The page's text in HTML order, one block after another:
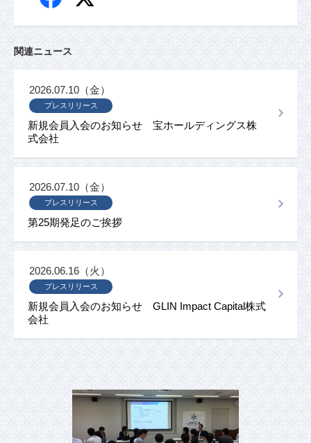
関連ニュース
新規会員入会のお知らせ 宝ホールディングス株
式会社
プレスリリース
2026.07.10（金）
第25期発足のご挨拶
プレスリリース
2026.07.10（金）
新規会員入会のお知らせ GLIN Impact Capital株式
会社
プレスリリース
2026.06.16（火）